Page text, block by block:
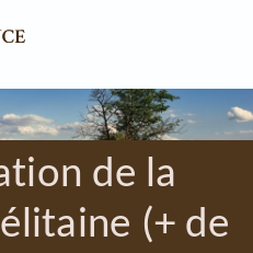
de la
(+ de